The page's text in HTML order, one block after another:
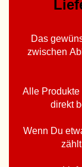
Das
zwischen
Alle Produkte
direkt
Wenn Du